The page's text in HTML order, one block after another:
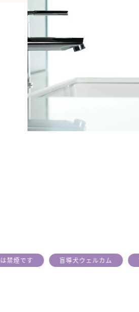
禁煙です 盲導犬ウェルカム